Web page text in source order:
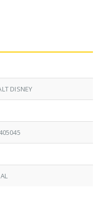
DISNEY